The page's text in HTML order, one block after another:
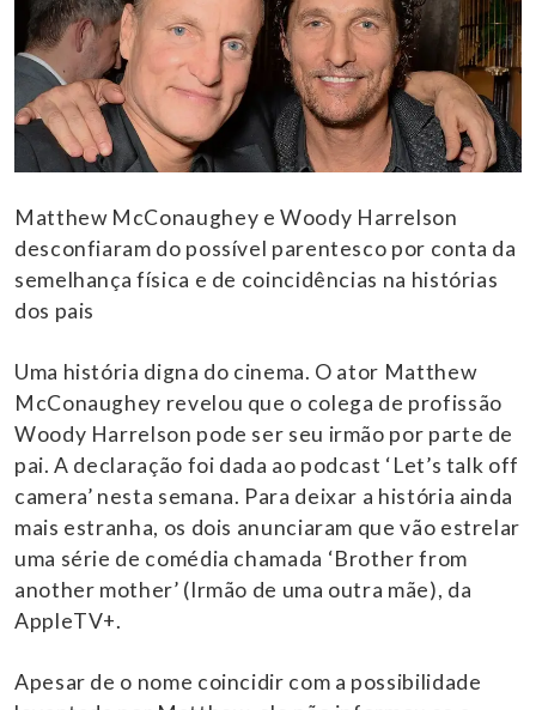
Matthew McConaughey e Woody Harrelson
desconfiaram do possível parentesco por conta da
semelhança física e de coincidências na histórias
dos pais
Uma história digna do cinema. O ator Matthew
McConaughey revelou que o colega de profissão
Woody Harrelson pode ser seu irmão por parte de
pai. A declaração foi dada ao podcast ‘Let’s talk off
camera’ nesta semana. Para deixar a história ainda
mais estranha, os dois anunciaram que vão estrelar
uma série de comédia chamada ‘Brother from
another mother’ (Irmão de uma outra mãe), da
AppleTV+.
Apesar de o nome coincidir com a possibilidade